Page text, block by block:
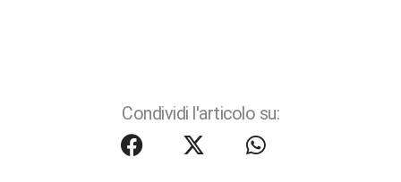
Condividi l'articolo su: